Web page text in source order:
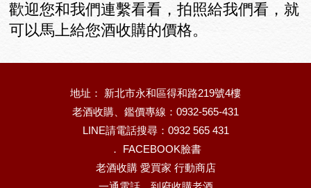
歡迎您和我們連繫看看，拍照給我們看，就
可以馬上給您酒收購的價格。
地址： 新北市永和區得和路219號4樓
老酒收購、鑑價專線：0932-565-431
LINE請電話搜尋：0932 565 431
． FACEBOOK臉書
老酒收購 愛買家 行動商店